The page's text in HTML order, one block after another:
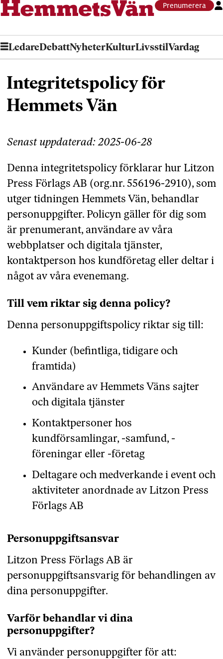
Prenumerera
LedareDebattNyheterKulturLivsstilVardag
Integritetspolicy
Integritetspolicy för
Hemmets Vän
Senast uppdaterad: 2025-06-28
Denna integritetspolicy förklarar hur Litzon
Press Förlags AB (org.nr. 556196-2910), som
utger tidningen Hemmets Vän, behandlar
personuppgifter. Policyn gäller för dig som
är prenumerant, användare av våra
webbplatser och digitala tjänster,
kontaktperson hos kundföretag eller deltar i
något av våra evenemang.
Till vem riktar sig denna policy?
Denna personuppgiftspolicy riktar sig till:
Kunder (befintliga, tidigare och
framtida)
Användare av Hemmets Väns sajter
och digitala tjänster
Kontaktpersoner hos
kundförsamlingar, -samfund, -
föreningar eller -företag
Deltagare och medverkande i event och
aktiviteter anordnade av Litzon Press
Förlags AB
Personuppgiftsansvar
Litzon Press Förlags AB är
personuppgiftsansvarig för behandlingen av
dina personuppgifter.
Varför behandlar vi dina
personuppgifter?
Vi använder personuppgifter för att: